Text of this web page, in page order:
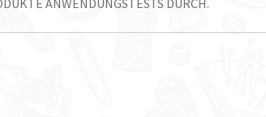
ANWENDUNGSTESTS DURCH.